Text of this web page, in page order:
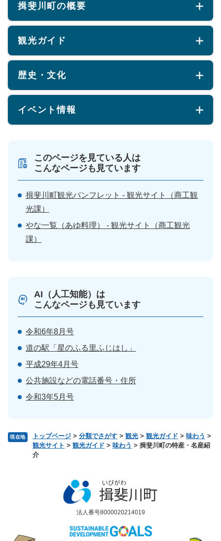
現在地 トップページ > 分類でさがす > 観光 > 観光ガイド > 味わう >
観光サイト > 観光ガイド > 味わう > 揖斐川町の特産・名産紹
介
揖斐川町の概要
観光ガイド
歴史・文化
イベント情報
このページを見ている人は
こんなページも見ています
揖斐川町観光パンフレット - 観光サイト（商工観
光課）
やな一覧（あゆ料理） - 観光サイト（商工観光
課）
AI（人工知能）は
こんなページも見ています
令和6年8月号
道の駅「星のふる里ふじはし」
平成29年4月号
公共施設などの電話番号・住所
令和3年5月号
法人番号8000020214019